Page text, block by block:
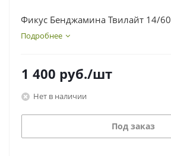
Фикус Бенджамина Твилайт 14/60
Подробнее
1 400 руб./шт
Нет в наличии
Под заказ